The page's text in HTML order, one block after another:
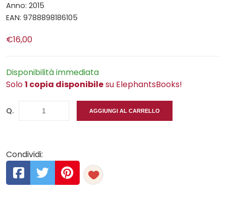
Anno: 2015
EAN: 9788898186105
€16,00
Disponibilità immediata
Solo1 copia disponibilesu ElephantsBooks!
Q. AGGIUNGI AL CARRELLO
Condividi: